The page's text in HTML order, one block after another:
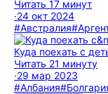
Читать 17 минут
·24 окт 2024
#Австралия
Куда поехать с
Читать 21 минуту
·29 мар 2023
#Албания